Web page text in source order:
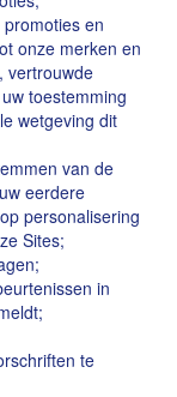
en
onze merken en
vertrouwde
toestemming
wetgeving dit
van de
eerdere
personalisering
Sites;
in
te